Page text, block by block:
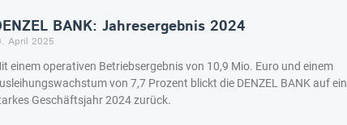
BANK: Jahresergebnis 2024
April 2025
einem operativen Betriebsergebnis von 10,9 Mio. Euro und einem
von 7,7 Prozent blickt die DENZEL BANK auf ein
Geschäftsjahr 2024 zurück.